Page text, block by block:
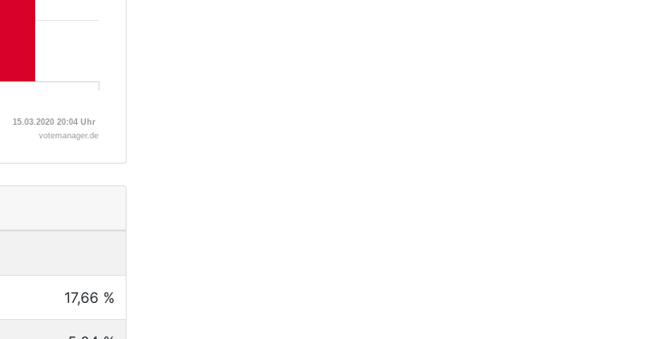
15.03.2020 20:04 Uhr
votemanager.de
17,66 %